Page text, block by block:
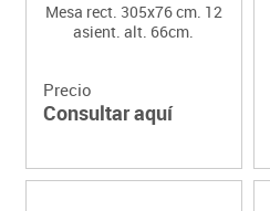
Mesa rect. 305x76 cm. 12
asient. alt. 66cm.
Precio
Consultar aquí